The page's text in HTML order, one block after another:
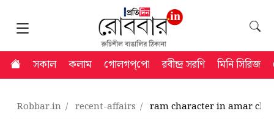
সকাল কলাম গোলগপ্‌পো রবীন্দ্র সরণি মিনি সিরিজ
Robbar.in recent-affairs ram character in amar